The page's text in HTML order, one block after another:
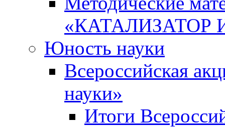
«КАТАЛИЗАТОР
Юность науки
Всероссийская
науки»
Итоги